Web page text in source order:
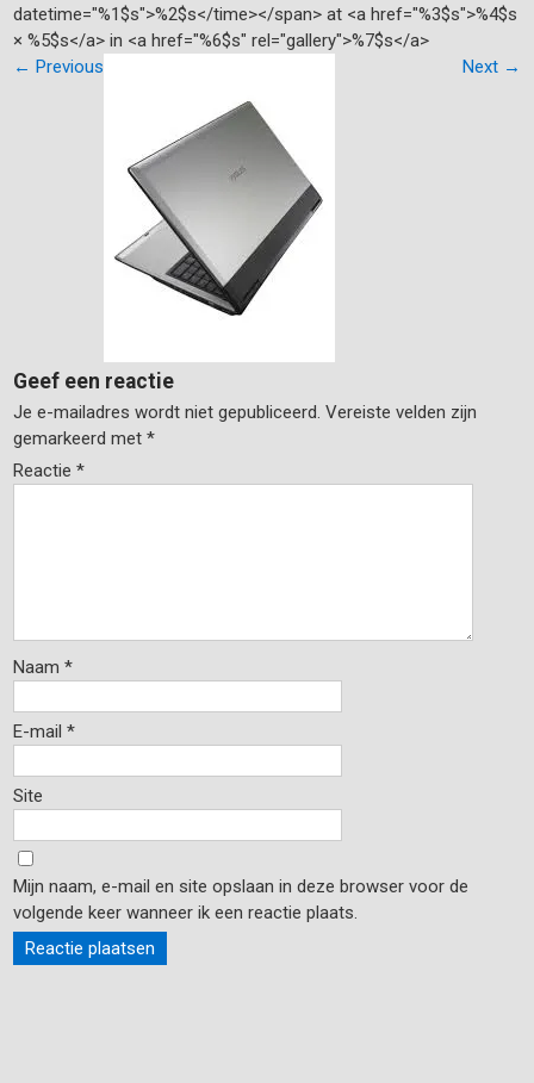
datetime="%1$s">%2$s</time></span> at <a href="%3$s">%4$s
× %5$s</a> in <a href="%6$s" rel="gallery">%7$s</a>
← Previous Next →
Geef een reactie
Je e-mailadres wordt niet gepubliceerd. Vereiste velden zijn
gemarkeerd met*
Reactie*
Naam*
E-mail*
Site
Mijn naam, e-mail en site opslaan in deze browser voor de
volgende keer wanneer ik een reactie plaats.